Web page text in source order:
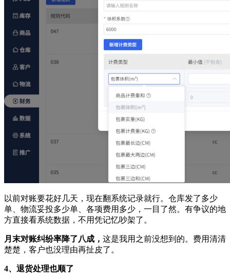
以前对账要花好几天，现在翻系统记录就行。仓库发了多少
单、物流妥投多少单、各项费用多少，一目了然。有争议的地
方直接看系统数据，不用凭记忆吵架了。
月末对账纠纷率降了八成， 这是我用之前没想到的。费用清清
楚楚，客户也没理由再扯皮了。
4、退货处理也顺了